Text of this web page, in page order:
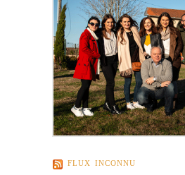
FLUX INCONNU